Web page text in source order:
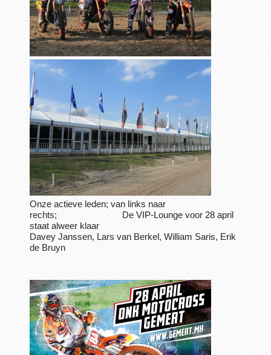
Onze actieve leden; van links naar
rechts; De VIP-Lounge voor 28 april
staat alweer klaar
Davey Janssen, Lars van Berkel, William Saris, Erik
de Bruyn